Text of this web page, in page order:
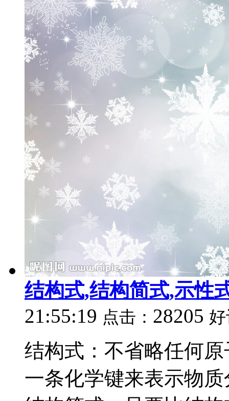
结构式,结构简式,示性
21:55:19 点击： 28205
结构式：不省略任何
一条化学键来表示物